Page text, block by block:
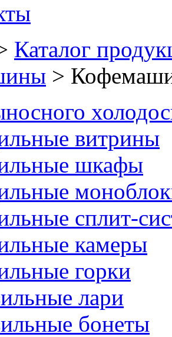
Каталог
>
витрины
шкафы
сплит-
камеры
горки
лари
бонеты